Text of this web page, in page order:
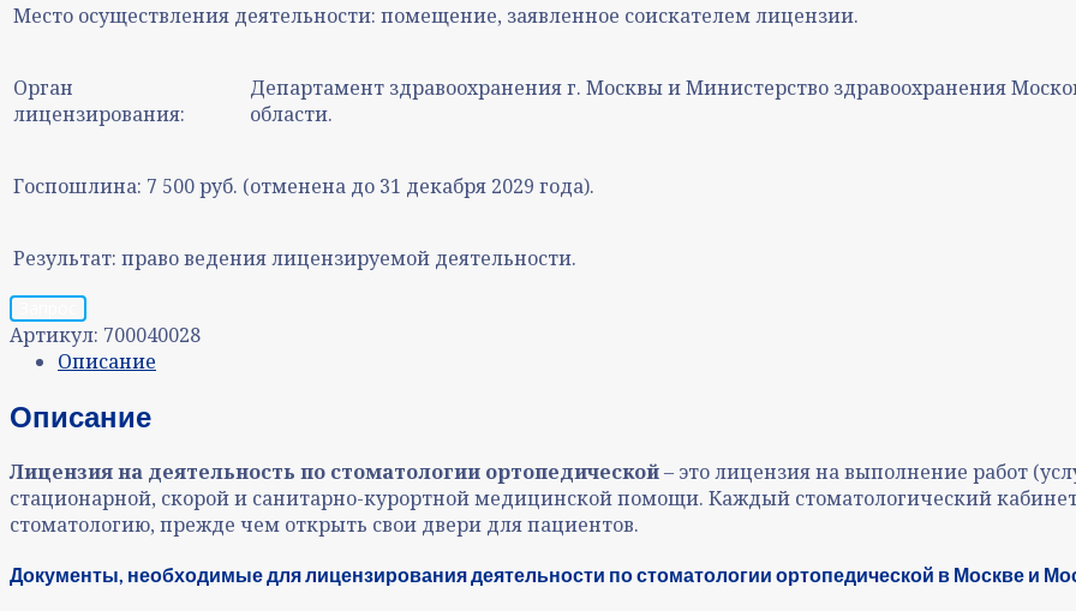
Место осуществления деятельности: помещение, заявленное соискателем лицензии.
Орган
лицензирования:
Департамент здравоохранения г. Москвы и Министерство здравоохранения
области.
Госпошлина: 7 500 руб. (отменена до 31 декабря 2029 года).
Результат: право ведения лицензируемой деятельности.
Артикул: 700040028
Описание
Описание
Лицензия на деятельность по стоматологии ортопедической– это лицензия на выполнение работ
стационарной, скорой и санитарно-курортной медицинской помощи. Каждый стоматологический
стоматологию, прежде чем открыть свои двери для пациентов.
Документы, необходимые для лицензирования деятельности по стоматологии ортопедической в Москве и